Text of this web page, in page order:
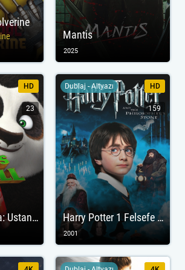
Mantis
2025
Kung Fu Panda: Ustanın Sırları
HD
23
Harry Potter 1 Felsefe Taşı
Dublaj - Altyazı HD
159
2001